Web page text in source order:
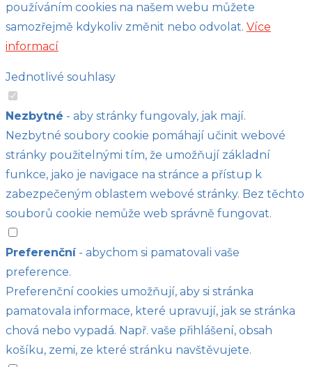
používáním cookies na našem webu můžete
samozřejmě kdykoliv změnit nebo odvolat. Více
informací
Jednotlivé souhlasy
Nezbytné - aby stránky fungovaly, jak mají.
Nezbytné soubory cookie pomáhají učinit webové
stránky použitelnými tím, že umožňují základní
funkce, jako je navigace na stránce a přístup k
zabezpečeným oblastem webové stránky. Bez těchto
souborů cookie nemůže web správně fungovat.
Preferenční- abychom si pamatovali vaše
preference.
Preferenční cookies umožňují, aby si stránka
pamatovala informace, které upravují, jak se stránka
chová nebo vypadá. Např. vaše přihlášení, obsah
košíku, zemi, ze které stránku navštěvujete.